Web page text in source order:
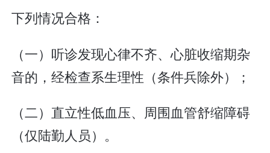
下列情况合格：
（一）听诊发现心律不齐、心脏收缩期杂
音的，经检查系生理性（条件兵除外）；
（二）直立性低血压、周围血管舒缩障碍
（仅陆勤人员）。